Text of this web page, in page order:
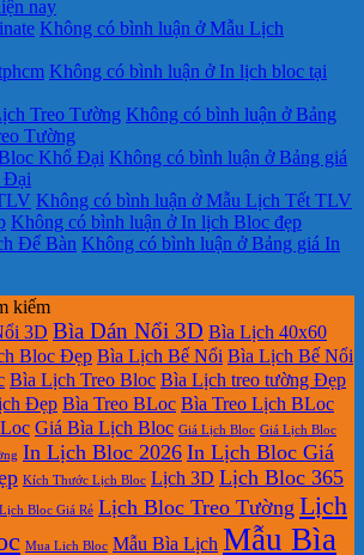
nay
Không có bình luận ở Mẫu Lịch
Không có bình luận ở In lịch bloc tại
Treo Tường Không có bình luận ở Bảng
Tường
Khổ Đại Không có bình luận ở Bảng giá
Đại
Không có bình luận ở Mẫu Lịch Tết TLV
Không có bình luận ở In lịch Bloc đẹp
Để Bàn Không có bình luận ở Bảng giá In
kiếm
3D Bìa Dán Nổi 3D Bìa Lịch 40x60
Bloc Đẹp Bìa Lịch Bế Nổi Bìa Lịch Bế Nổi
Bìa Lịch Treo Bloc Bìa Lịch treo tường Đẹp
Đẹp Bìa Treo BLoc Bìa Treo Lịch BLoc
Giá Bìa Lịch Bloc Giá Lịch Bloc Giá Lịch Bloc
In Lịch Bloc 2026 In Lịch Bloc Giá
Kích Thước Lịch Bloc Lịch 3D Lịch Bloc 365
Lịch Bloc Giá Rẻ Lịch Bloc Treo Tường Lịch
Mua Lich Bloc Mẫu Bìa Lịch Mẫu Bìa